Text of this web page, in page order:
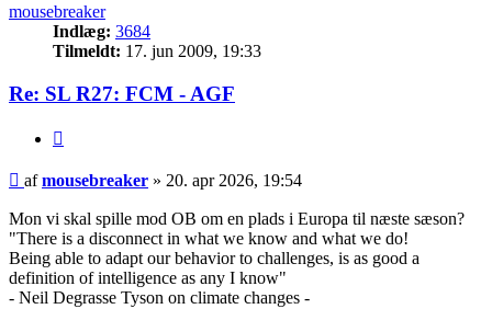
mousebreaker
Indlæg: 3684
Tilmeldt: 17. jun 2009, 19:33
Re: SL R27: FCM - AGF
Indlæg
afmousebreaker » 20. apr 2026, 19:54
Mon vi skal spille mod OB om en plads i Europa til næste sæson?
"There is a disconnect in what we know and what we do!
Being able to adapt our behavior to challenges, is as good a
definition of intelligence as any I know"
- Neil Degrasse Tyson on climate changes -